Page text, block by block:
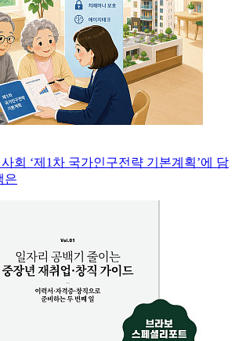
회 ‘제1차 국가인구전략 기본계획’에 담
은